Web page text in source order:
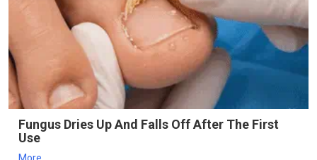
Fungus Dries Up And Falls Off After The First
Use
More